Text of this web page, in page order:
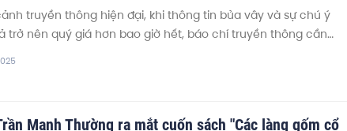
USD), rong ruổi khắp nước Mỹ và ghi lại hành trình ấy
"Nguyên Võ – Vanlife".
truyền thông hiện đại, khi thông tin bủa vây và sự chú ý
trở nên quý giá hơn bao giờ hết, báo chí truyền thông cần
"Nhàm, Nhạt, Nhảm, Nhăng" càng trở nên cấp thiết.
Mạnh Thường ra mắt cuốn sách "Các làng gốm cổ